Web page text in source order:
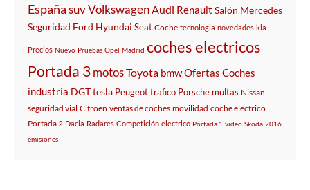
EspañasuvVolkswagenAudi Renault Salón Mercedes
Seguridad Ford Hyundai Seat Coche tecnologia novedades kia
Precios Nuevo Pruebas Opel Madrid coches electricos
Portada 3 motosToyota bmwOfertas Coches
industria DGTtesla Peugeottrafico Porsche multas Nissan
seguridad vial Citroën ventas de coches movilidad coche electrico
Portada 2 Dacia Radares Competición electrico Portada 1 video Skoda 2016
emisiones